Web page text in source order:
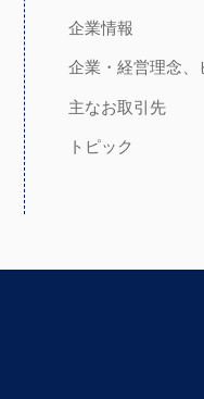
企業情報
企業・経営理念、
主なお取引先
トピック